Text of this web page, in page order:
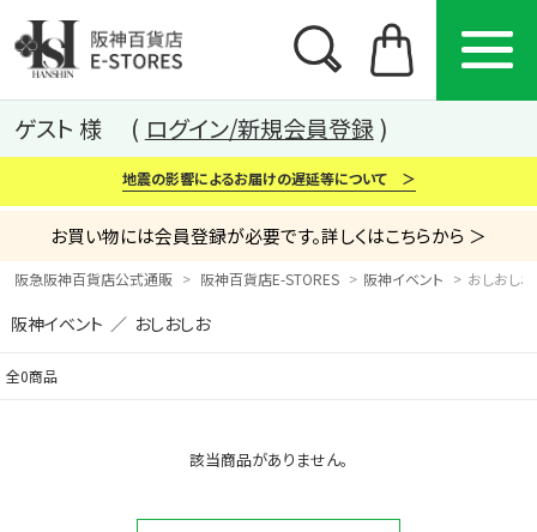
カテゴリー
ゲスト 様 ログイン/新規会員登録
地震の影響によるお届けの遅延等について ＞
お買い物には会員登録が必要です。詳しくはこちらから ＞
阪急阪神百貨店公式通販 阪神百貨店E-STORES 阪神イベント おしおしお
阪神イベント ／ おしおしお
全0商品
該当商品がありません。